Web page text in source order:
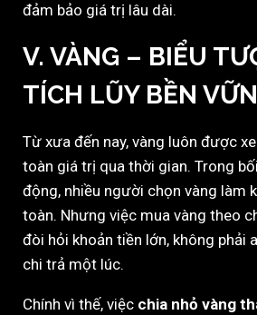
đảm bảo giá trị lâu dài.
V. VÀNG – BIỂU
TÍCH LŨY BỀN
Từ xưa đến nay, vàng luôn được
toàn giá trị qua thời gian. Trong
động, nhiều người chọn vàng làm
toàn. Nhưng việc mua vàng theo
đòi hỏi khoản tiền lớn, không phải
chi trả một lúc.
Chính vì thế, việc chia nhỏ vàng